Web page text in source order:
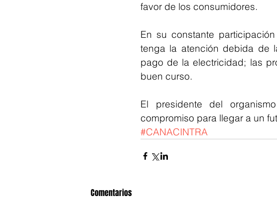
favor de los consumidores.
En su constante
tenga la atención debida de
pago de la electricidad; las
buen curso.
El presidente del
compromiso para llegar a un
#CANACINTRA
Comentarios